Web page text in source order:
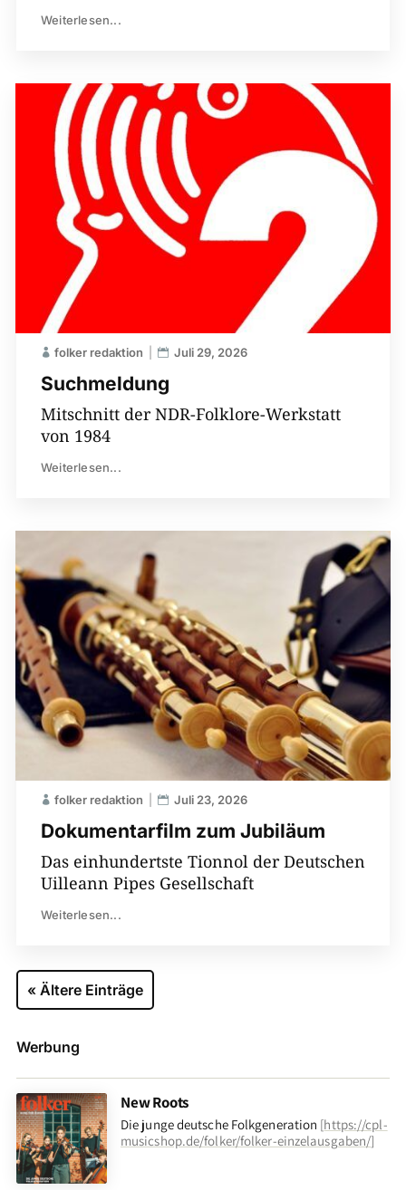
Weiterlesen...
Suchmeldung
folker redaktion Juli 29, 2026
Mitschnitt der NDR-Folklore-Werkstatt
von 1984
Weiterlesen...
Dokumentarfilm zum Jubiläum
folker redaktion Juli 23, 2026
Das einhundertste Tionnol der Deutschen
Uilleann Pipes Gesellschaft
Weiterlesen...
« Ältere Einträge
Werbung
New Roots
Die junge deutsche Folkgeneration [https://cpl-
musicshop.de/folker/folker-einzelausgaben/]